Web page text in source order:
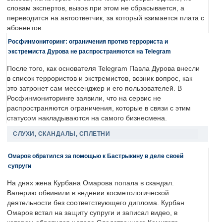
словам экспертов, вызов при этом не сбрасывается, а
переводится на автоответчик, за который взимается плата с
абонентов.
Росфинмониторинг: ограничения против террориста и
экстремиста Дурова не распространяются на Telegram
После того, как основателя Telegram Павла Дурова внесли
в список террористов и экстремистов, возник вопрос, как
это затронет сам мессенджер и его пользователей. В
Росфинмониторинге заявили, что на сервис не
распространяются ограничения, которые в связи с этим
статусом накладываются на самого бизнесмена.
СЛУХИ, СКАНДАЛЫ, СПЛЕТНИ
Омаров обратился за помощью к Бастрыкину в деле своей
супруги
На днях жена Курбана Омарова попала в скандал.
Валерию обвинили в ведении косметологической
деятельности без соответствующего диплома. Курбан
Омаров встал на защиту супруги и записал видео, в